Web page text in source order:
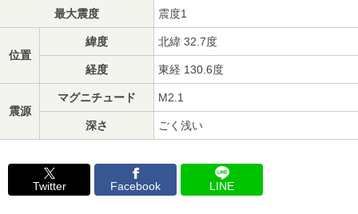
最大震度 震度1
位置
緯度 北緯 32.7度
経度 東経 130.6度
震源
マグニチュード M2.1
深さ ごく浅い
Twitter Facebook LINE